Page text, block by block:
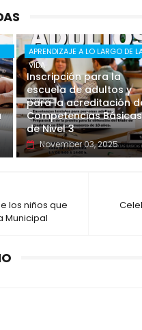
APRENDIZAJE A LO LARGO DE
VIDA
Inscripción para la
escuela de adultos y
para la acreditación
Competencias Básicas
de Nivel 3
November 03, 2025
los niños que
Municipal